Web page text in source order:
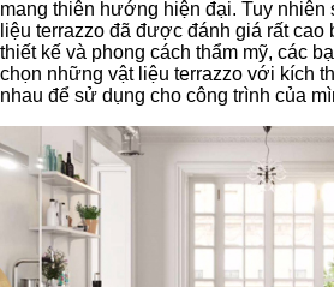
mang thiên hướng hiện đại. Tuy nhiên
liệu terrazzo đã được đánh giá rất
thiết kế và phong cách thẩm mỹ, các
chọn những vật liệu terrazzo với kích
nhau để sử dụng cho công trình của